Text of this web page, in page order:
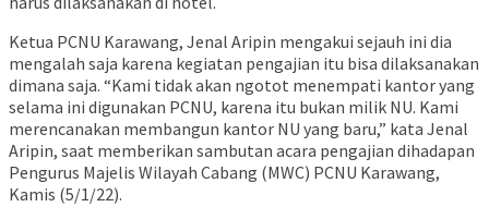
Ketua PCNU Karawang, Jenal Aripin mengakui sejauh ini dia
mengalah saja karena kegiatan pengajian itu bisa dilaksanakan
dimana saja. “Kami tidak akan ngotot menempati kantor yang
selama ini digunakan PCNU, karena itu bukan milik NU. Kami
merencanakan membangun kantor NU yang baru,” kata Jenal
Aripin, saat memberikan sambutan acara pengajian dihadapan
Pengurus Majelis Wilayah Cabang (MWC) PCNU Karawang,
Kamis (5/1/22).